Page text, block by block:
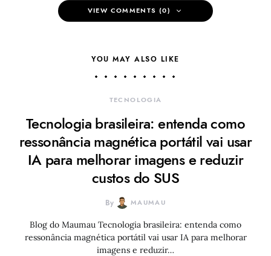
VIEW COMMENTS (0)
YOU MAY ALSO LIKE
TECNOLOGIA
Tecnologia brasileira: entenda como
ressonância magnética portátil vai usar
IA para melhorar imagens e reduzir
custos do SUS
By MAUMAU
Blog do Maumau Tecnologia brasileira: entenda como
ressonância magnética portátil vai usar IA para melhorar
imagens e reduzir…